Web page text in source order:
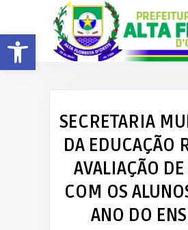
Barra de Ferramentas Aberta
SECRETARIA
DA EDUCAÇÃO
AVALIAÇÃO
COM OS
ANO DO